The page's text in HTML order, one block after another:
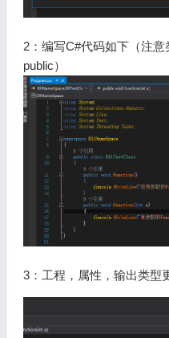
2：编写C#代码如下（注
public）
3：工程，属性，输出类型